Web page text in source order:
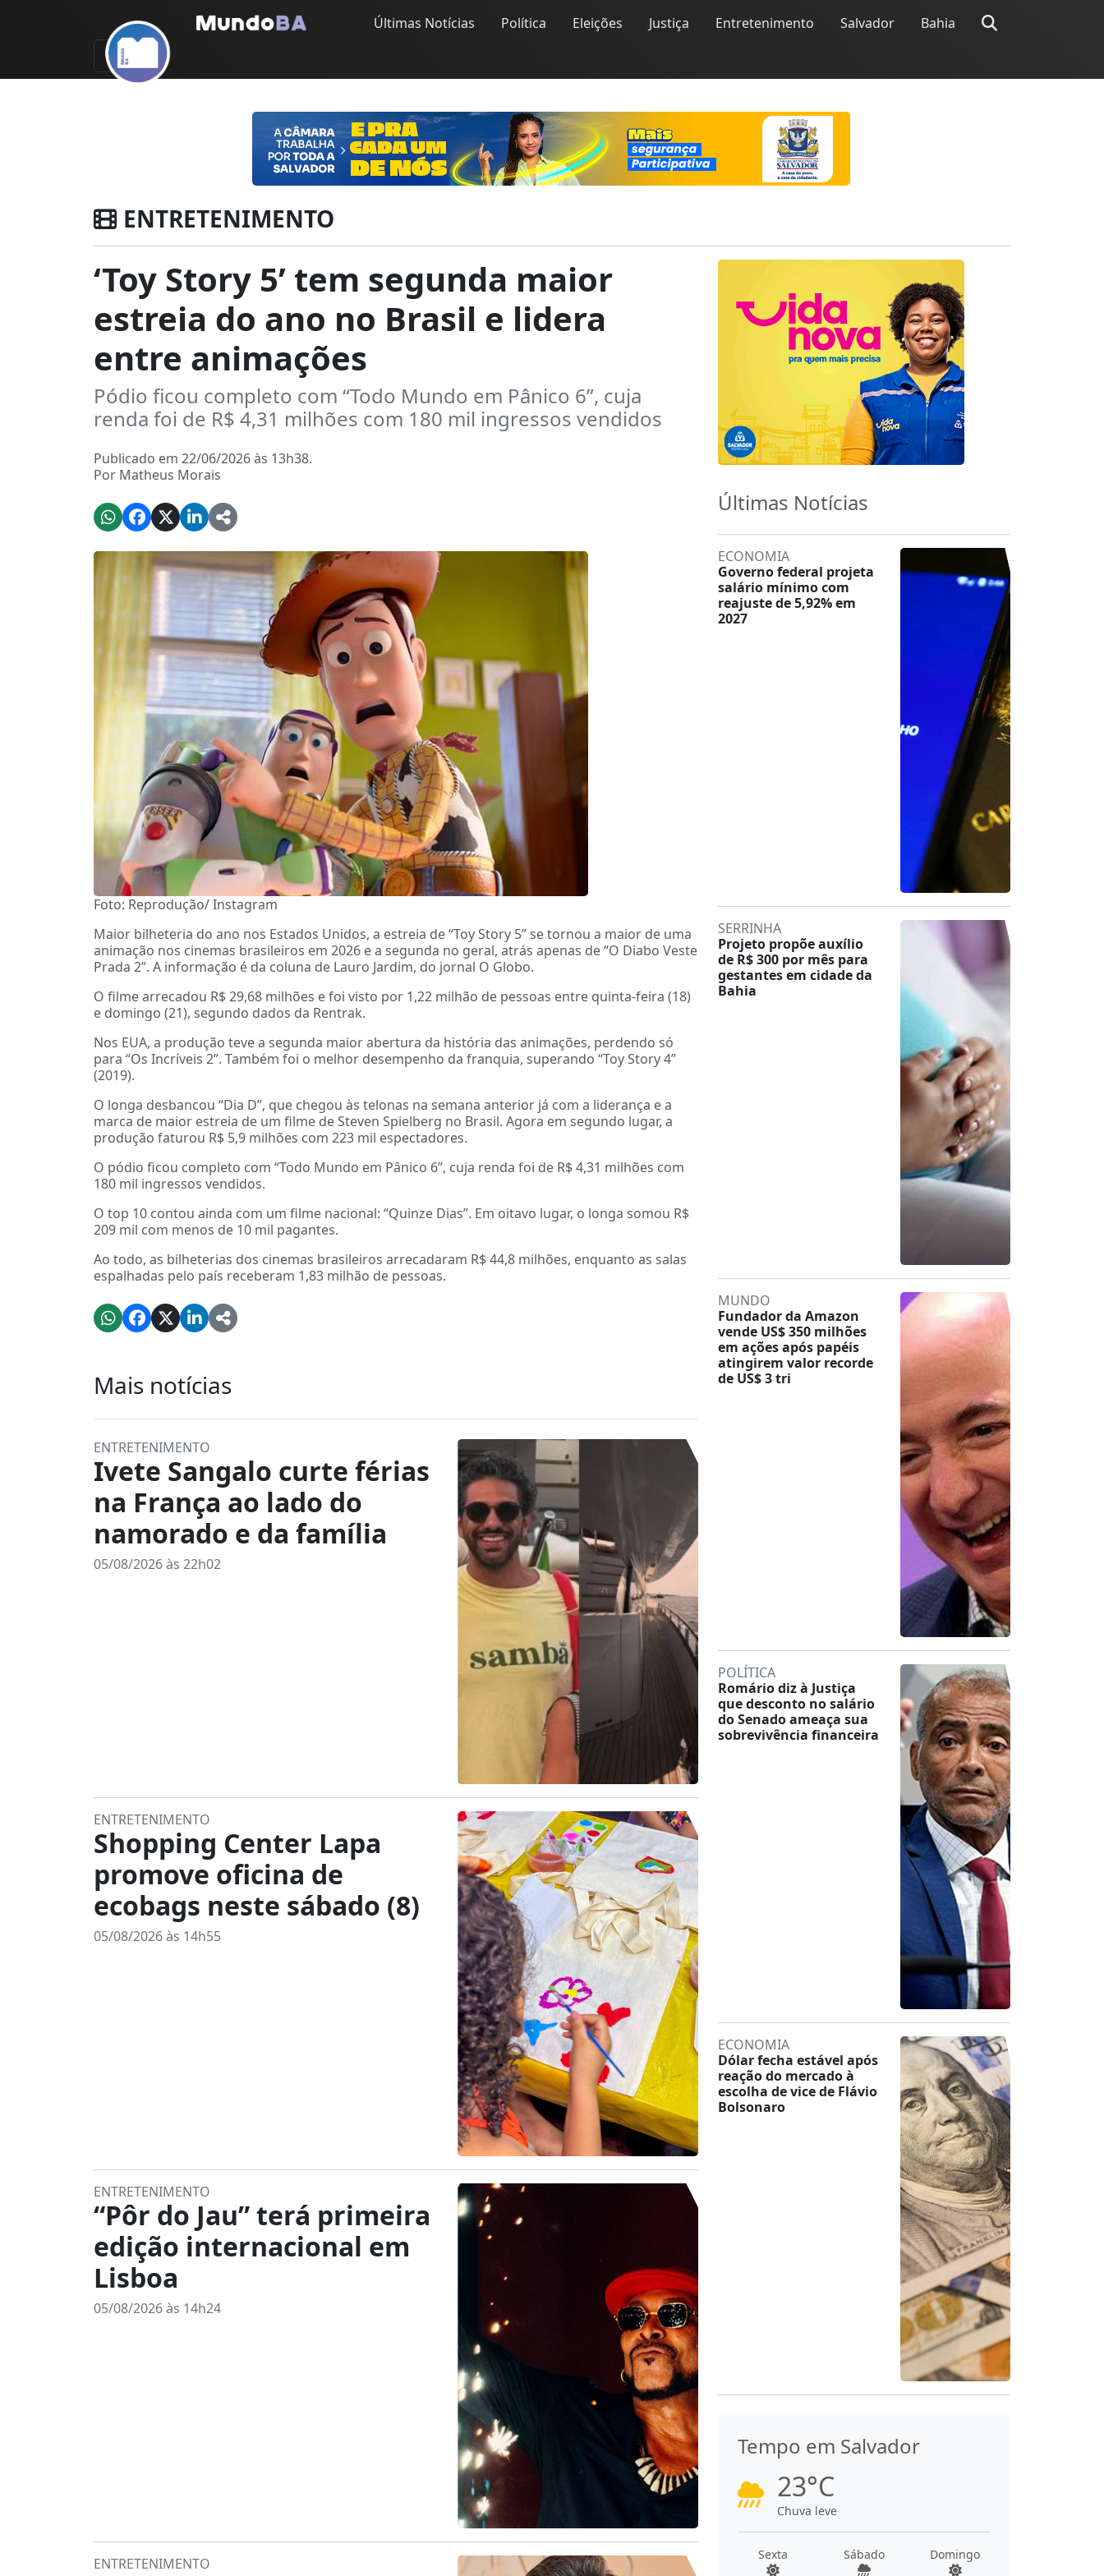
Últimas Notícias Política Eleições Justiça Entretenimento Salvador Bahia
ENTRETENIMENTO
‘Toy Story 5’ tem segunda maior
estreia do ano no Brasil e lidera
entre animações
Pódio ficou completo com “Todo Mundo em Pânico 6”, cuja
renda foi de R$ 4,31 milhões com 180 mil ingressos vendidos
Publicado em 22/06/2026 às 13h38.
Por Matheus Morais
Foto: Reprodução/ Instagram
Maior bilheteria do ano nos Estados Unidos, a estreia de “Toy Story 5” se tornou a maior de uma
animação nos cinemas brasileiros em 2026 e a segunda no geral, atrás apenas de “O Diabo Veste
Prada 2”. A informação é da coluna de Lauro Jardim, do jornal O Globo.
O filme arrecadou R$ 29,68 milhões e foi visto por 1,22 milhão de pessoas entre quinta-feira (18)
e domingo (21), segundo dados da Rentrak.
Nos EUA, a produção teve a segunda maior abertura da história das animações, perdendo só
para “Os Incríveis 2”. Também foi o melhor desempenho da franquia, superando “Toy Story 4”
(2019).
O longa desbancou “Dia D”, que chegou às telonas na semana anterior já com a liderança e a
marca de maior estreia de um filme de Steven Spielberg no Brasil. Agora em segundo lugar, a
produção faturou R$ 5,9 milhões com 223 mil espectadores.
O pódio ficou completo com “Todo Mundo em Pânico 6”, cuja renda foi de R$ 4,31 milhões com
180 mil ingressos vendidos.
O top 10 contou ainda com um filme nacional: “Quinze Dias”. Em oitavo lugar, o longa somou R$
209 mil com menos de 10 mil pagantes.
Ao todo, as bilheterias dos cinemas brasileiros arrecadaram R$ 44,8 milhões, enquanto as salas
espalhadas pelo país receberam 1,83 milhão de pessoas.
Mais notícias
ENTRETENIMENTO
Ivete Sangalo curte férias
na França ao lado do
namorado e da família
05/08/2026 às 22h02
ENTRETENIMENTO
Shopping Center Lapa
promove oficina de
ecobags neste sábado (8)
05/08/2026 às 14h55
ENTRETENIMENTO
“Pôr do Jau” terá primeira
edição internacional em
Lisboa
05/08/2026 às 14h24
ENTRETENIMENTO
Últimas Notícias
ECONOMIA
Governo federal projeta
salário mínimo com
reajuste de 5,92% em
2027
SERRINHA
Projeto propõe auxílio
de R$ 300 por mês para
gestantes em cidade da
Bahia
MUNDO
Fundador da Amazon
vende US$ 350 milhões
em ações após papéis
atingirem valor recorde
de US$ 3 tri
POLÍTICA
Romário diz à Justiça
que desconto no salário
do Senado ameaça sua
sobrevivência financeira
ECONOMIA
Dólar fecha estável após
reação do mercado à
escolha de vice de Flávio
Bolsonaro
Tempo em Salvador
23°C
Chuva leve
Sexta Sábado Domingo